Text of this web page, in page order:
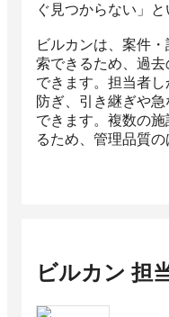
ぐ見つからない」
ビルカンは、案件
索できるため、過
できます。担当者
防ぎ、引き継ぎや
できます。複数の
るため、管理品質の
ビルカン 担